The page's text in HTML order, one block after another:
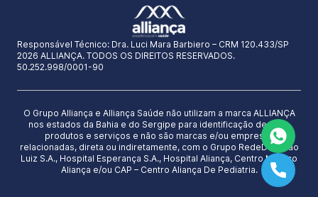
Responsável Técnico: Dra. Luci Mara Barbiero – CRM 120.433/SP
2026 ALLIANÇA. TODOS OS DIREITOS RESERVADOS.
50.252.998/0001-90
O Grupo Alliança e Alliança Saúde não utilizam a marca ALLIANÇA
nos estados da Bahia e do Sergipe para identificação de seus
produtos e serviços e não são marcas e/ou empresas
relacionadas, direta ou indiretamente, com o Grupo RedeD’Or São
Luiz S.A., Hospital Esperança S.A., Hospital Aliança, Centro Médico
Aliança e/ou CAP – Centro Aliança De Pediatria.